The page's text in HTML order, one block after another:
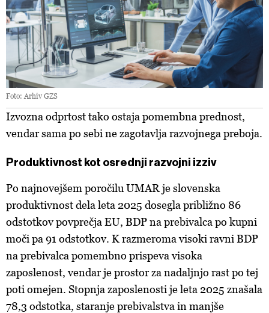
Foto: Arhiv GZS
Izvozna odprtost tako ostaja pomembna prednost,
vendar sama po sebi ne zagotavlja razvojnega preboja.
Produktivnost kot osrednji razvojni izziv
Po najnovejšem poročilu UMAR je slovenska
produktivnost dela leta 2025 dosegla približno 86
odstotkov povprečja EU, BDP na prebivalca po kupni
moči pa 91 odstotkov. K razmeroma visoki ravni BDP
na prebivalca pomembno prispeva visoka
zaposlenost, vendar je prostor za nadaljnjo rast po tej
poti omejen. Stopnja zaposlenosti je leta 2025 znašala
78,3 odstotka, staranje prebivalstva in manjše